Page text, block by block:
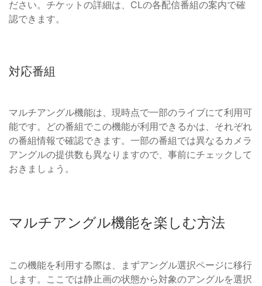
ださい。チケットの詳細は、CLの各配信番組の案内で確
認できます。
対応番組
マルチアングル機能は、現時点で一部のライブにて利用可
能です。どの番組でこの機能が利用できるかは、それぞれ
の番組情報で確認できます。一部の番組では異なるカメラ
アングルの提供数も異なりますので、事前にチェックして
おきましょう。
マルチアングル機能を楽しむ方法
この機能を利用する際は、まずアングル選択ページに移行
します。ここでは静止画の状態から対象のアングルを選択